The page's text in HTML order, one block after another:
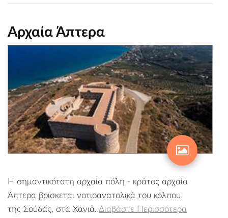
Αρχαία Άπτερα
Η σημαντικότατη αρχαία πόλη - κράτος αρχαία
Άπτερα βρίσκεται νοτιοανατολικά του κόλπου
της Σούδας, στα Χανιά. Διαβάστε Περισσότερα